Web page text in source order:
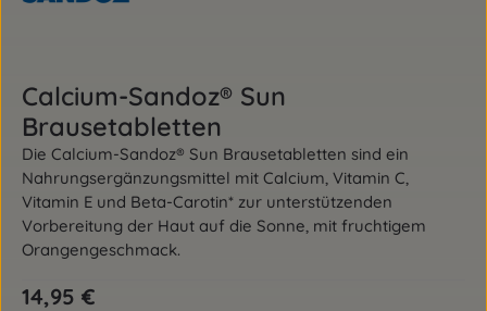
Calcium-Sandoz® Sun
Brausetabletten
Die Calcium-Sandoz® Sun Brausetabletten sind ein
Nahrungsergänzungsmittel mit Calcium, Vitamin C,
Vitamin E und Beta-Carotin* zur unterstützenden
Vorbereitung der Haut auf die Sonne, mit fruchtigem
Orangengeschmack.
Regulärer Preis:
14,95 €